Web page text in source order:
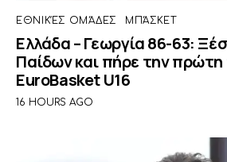
ΕΘΝΙΚΈΣ ΟΜΆΔΕΣ ΜΠΆΣΚΕΤ
Ελλάδα – Γεωργία 86-63:
Παίδων και πήρε την πρώτη
EuroBasket U16
16 HOURS AGO